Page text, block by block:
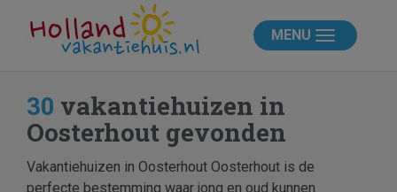
MENU
30 vakantiehuizen in
Oosterhout gevonden
Vakantiehuizen in Oosterhout Oosterhout is de
perfecte bestemming waar jong en oud kunnen